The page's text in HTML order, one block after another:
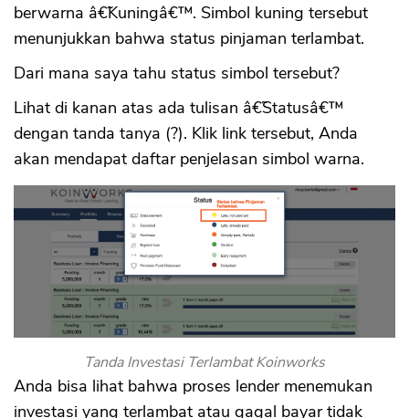
berwarna â€˜Kuningâ€™. Simbol kuning tersebut
menunjukkan bahwa status pinjaman terlambat.
Dari mana saya tahu status simbol tersebut?
Lihat di kanan atas ada tulisan â€˜Statusâ€™
dengan tanda tanya (?). Klik link tersebut, Anda
akan mendapat daftar penjelasan simbol warna.
Tanda Investasi Terlambat Koinworks
Anda bisa lihat bahwa proses lender menemukan
investasi yang terlambat atau gagal bayar tidak